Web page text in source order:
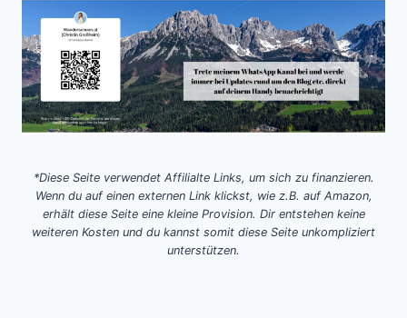
*Diese Seite verwendet Affilialte Links, um sich zu finanzieren.
Wenn du auf einen externen Link klickst, wie z.B. auf Amazon,
erhält diese Seite eine kleine Provision. Dir entstehen keine
weiteren Kosten und du kannst somit diese Seite unkompliziert
unterstützen.